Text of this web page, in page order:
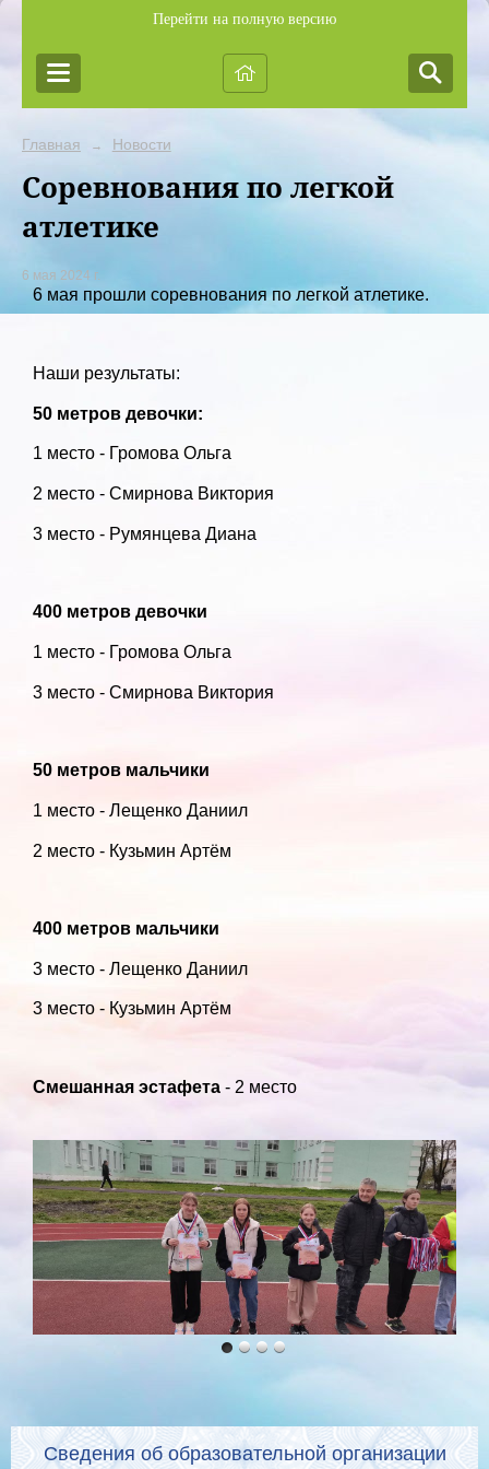
Перейти на полную версию
Главная → Новости
Соревнования по легкой
атлетике
6 мая 2024 г.
6 мая прошли соревнования по легкой атлетике.
Наши результаты:
50 метров девочки:
1 место - Громова Ольга
2 место - Смирнова Виктория
3 место - Румянцева Диана
400 метров девочки
1 место - Громова Ольга
3 место - Смирнова Виктория
50 метров мальчики
1 место - Лещенко Даниил
2 место - Кузьмин Артём
400 метров мальчики
3 место - Лещенко Даниил
3 место - Кузьмин Артём
Смешанная эстафета - 2 место
Сведения об образовательной организации